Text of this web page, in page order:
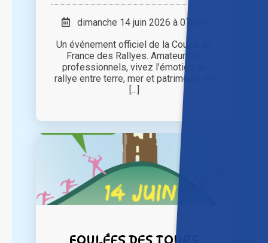
dimanche 14 juin 2026 à 07h00
Un événement officiel de la Coupe de
France des Rallyes. Amateurs et
professionnels, vivez l’émotion du
rallye entre terre, mer et patrimoine de
[...]